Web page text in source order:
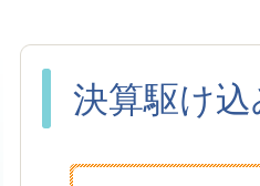
決算駆け